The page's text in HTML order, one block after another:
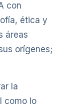
con
ética y
áreas
orígenes;
la
como lo